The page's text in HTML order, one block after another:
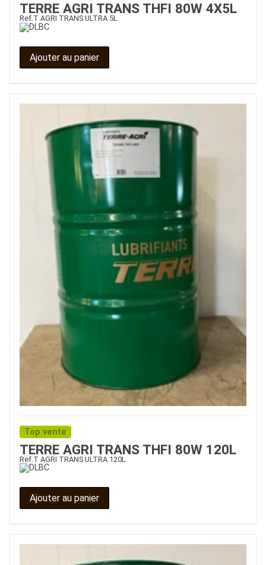
TERRE AGRI TRANS THFI 80W 4X5L
Ref.T AGRI TRANS ULTRA 5L
Ajouter au panier
Top vente
TERRE AGRI TRANS THFI 80W 120L
Ref. T AGRI TRANS ULTRA 120L
Ajouter au panier